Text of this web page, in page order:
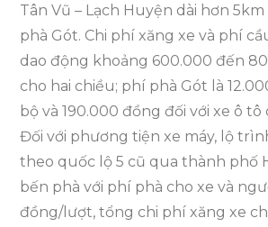
Tân Vũ – Lạch Huyện dài hơn
phà Gót. Chi phí xăng xe và phí
dao động khoảng 600.000 đến
cho hai chiều; phí phà Gót là
bộ và 190.000 đồng đối với xe ô tô
Đối với phương tiện xe máy, lộ
theo quốc lộ 5 cũ qua thành phố
bến phà với phí phà cho xe và
đồng/lượt, tổng chi phí xăng xe